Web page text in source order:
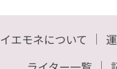
イエモネについて